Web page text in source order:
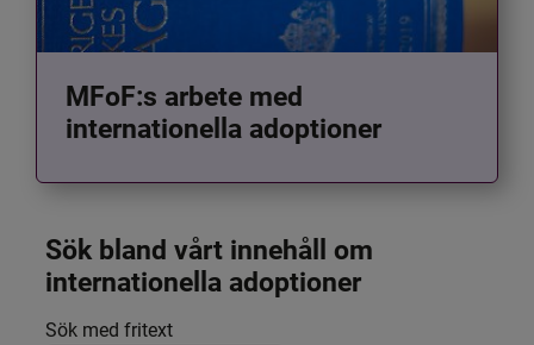
MFoF:s arbete med
internationella adoptioner
Sök bland vårt innehåll om
internationella adoptioner
Filtrera resultatet
Det här formuläret postas automatiskt
Sök med fritext